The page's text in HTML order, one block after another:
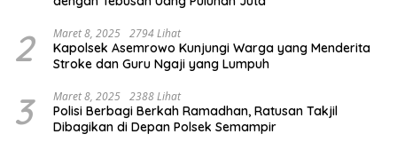
2 Maret 8, 2025 2794 Lihat
Kapolsek Asemrowo Kunjungi Warga yang Menderita
Stroke dan Guru Ngaji yang Lumpuh
3 Maret 8, 2025 2388 Lihat
Polisi Berbagi Berkah Ramadhan, Ratusan Takjil
Dibagikan di Depan Polsek Semampir